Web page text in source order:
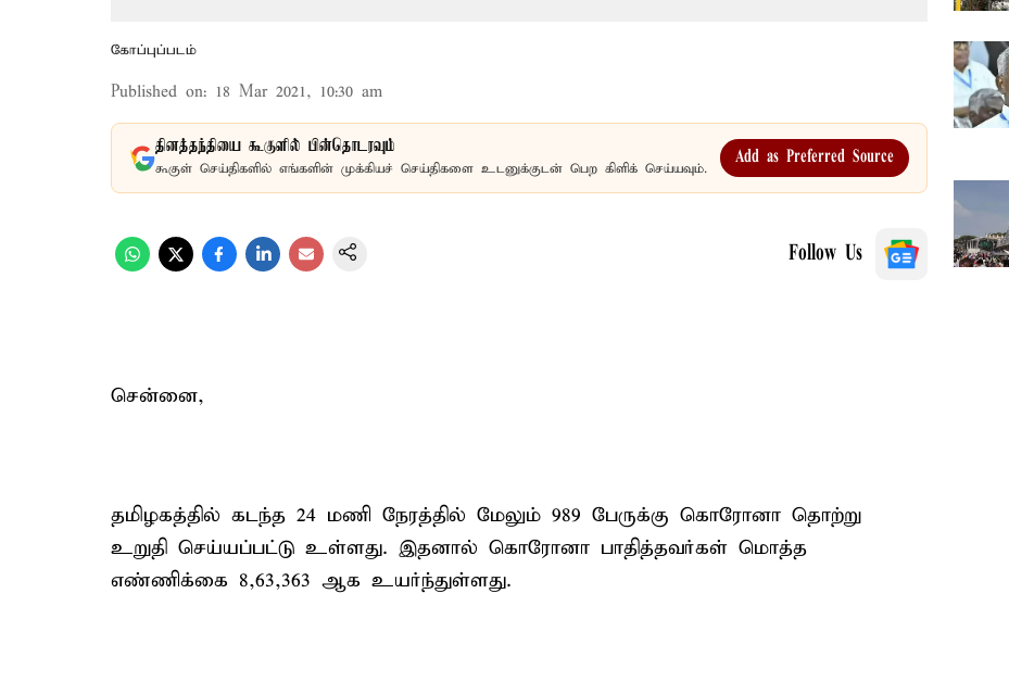
கோப்புப்படம்
Published on: 18 Mar 2021, 10:30 am
தினத்தந்தியை கூகுளில் பின்தொடரவும்
கூகுள் செய்திகளில் எங்களின் முக்கியச் செய்திகளை உடனுக்குடன் பெற கிளிக் செய்யவும்.
Add as Preferred Source
Follow Us
சென்னை,
தமிழகத்தில் கடந்த 24 மணி நேரத்தில் மேலும் 989 பேருக்கு கொரோனா தொற்று
உறுதி செய்யப்பட்டு உள்ளது. இதனால் கொரோனா பாதித்தவர்கள் மொத்த
எண்ணிக்கை 8,63,363 ஆக உயர்ந்துள்ளது.